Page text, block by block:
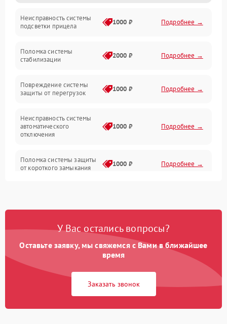
Неисправность фокусировки и оптики
Электропитание
Механика
Корпус/Герметичность
Неисправность системы
подсветки прицела
1000 ₽ Подробнее →
Поломка системы
стабилизации
2000 ₽ Подробнее →
Повреждение системы
защиты от перегрузок
1000 ₽ Подробнее →
Неисправность системы
автоматического
отключения
1000 ₽ Подробнее →
Поломка системы защиты
от короткого замыкания
1000 ₽ Подробнее →
Неисправность системы
перенапряжения
1000 ₽ Подробнее →
Неисправность системы
защиты от замыкания
1000 ₽
защиты от перегрева
У Вас остались вопросы?
Оставьте заявку, мы свяжемся с Вами в ближайшее
время
Заказать звонок